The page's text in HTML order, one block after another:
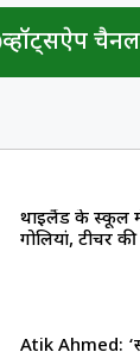
व्हॉट्सऐप
थाईलैंड के स्कूल में
गोलियां, टीचर
Atik Ahmed: